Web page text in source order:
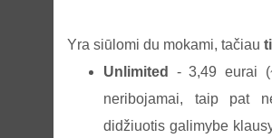
Yra siūlomi du mokami, tačiau
Unlimited
- 3,49 eurai
neribojamai, taip pat
didžiuotis galimybe